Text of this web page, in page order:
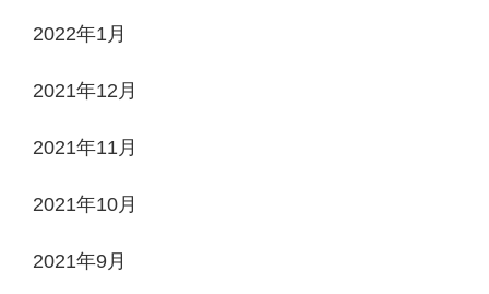
2022年1月
2021年12月
2021年11月
2021年10月
2021年9月